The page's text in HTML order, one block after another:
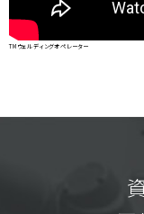
TMウェルディングオペレーター